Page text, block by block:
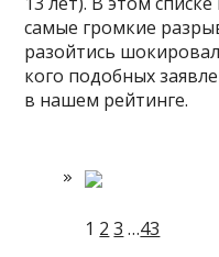
самые громкие
разойтись
кого подобных
в нашем рейтинге.
1 2 3 …43